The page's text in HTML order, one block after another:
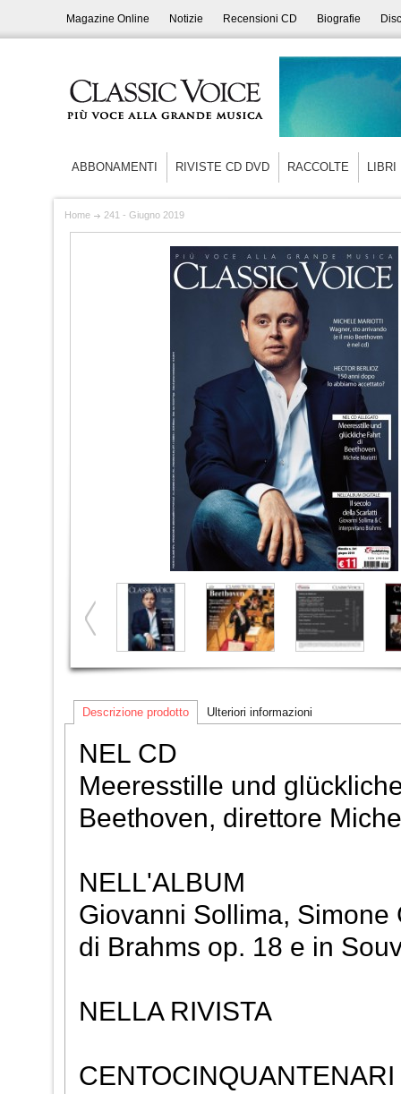
Magazine Online Notizie Recensioni CD Biografie
ABBONAMENTI RIVISTE CD DVD RACCOLTE LIBRI
Home 241 - Giugno 2019
Descrizione prodotto Ulteriori informazioni
NEL CD
Meeresstille und
Beethoven, direttore
NELL'ALBUM
Giovanni Sollima, Simone
di Brahms op. 18 e in
NELLA RIVISTA